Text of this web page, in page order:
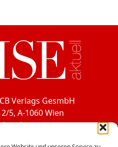
Verlags GesmbH
5, A-1060 Wien